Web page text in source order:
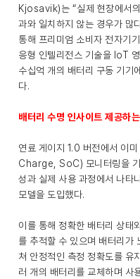
Kjosavik)는 “실제 현장에서
과와 일치하지 않는 경우가 많
통해 프리미엄 소비자 전자기
응형 인텔리전스 기술을 IoT
수십억 개의 배터리 구동 기기
다.
배터리 수명 인사이트 제공하
연료 게이지 1.0 버전에서 이
Charge, SoC) 모니터링을
성과 실제 사용 과정에서 나타
모델을 도입했다.
이를 통해 정확한 배터리 상태
를 추적할 수 있으며 배터리가
쳐 안정적인 측정 정확도를 유
러 개의 배터리를 교체하며 사